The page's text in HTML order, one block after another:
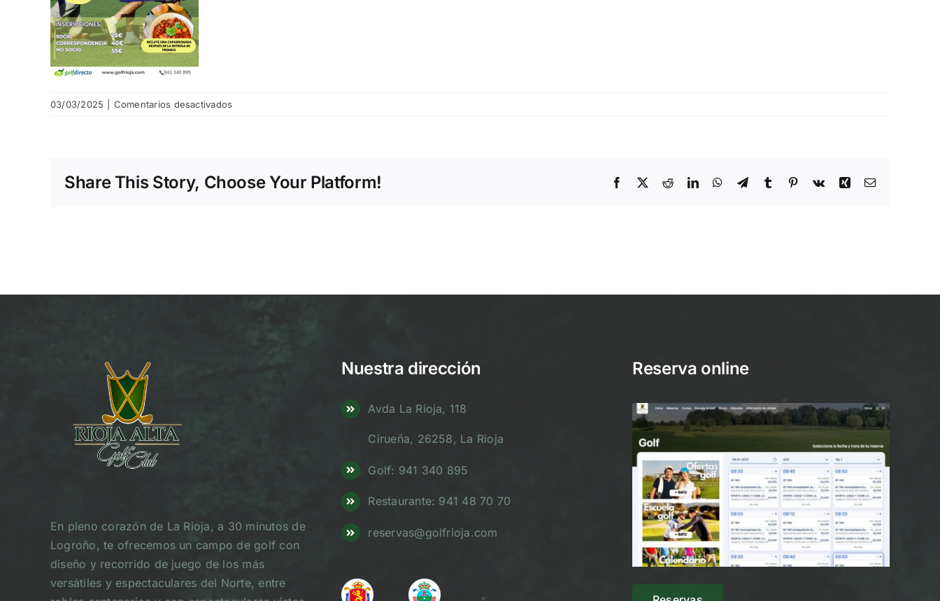
03/03/2025 Comentarios desactivados
rioja-
Share This Story, Choose Your Platform! Facebook
X RedditLinkedInWhatsApp
TelegramTumblr Pinterest
Vk Xing Email
En pleno corazón de La Rioja, a 30 minutos de
Logroño, te ofrecemos un campo de golf con
diseño y recorrido de juego de los más
versátiles y espectaculares del Norte, entre
Nuestra dirección
Avda La Rioja, 118
Cirueña, 26258, La Rioja
Golf: 941 340 895
Restaurante: 941 48 70 70
reservas@golfrioja.com
Reserva online